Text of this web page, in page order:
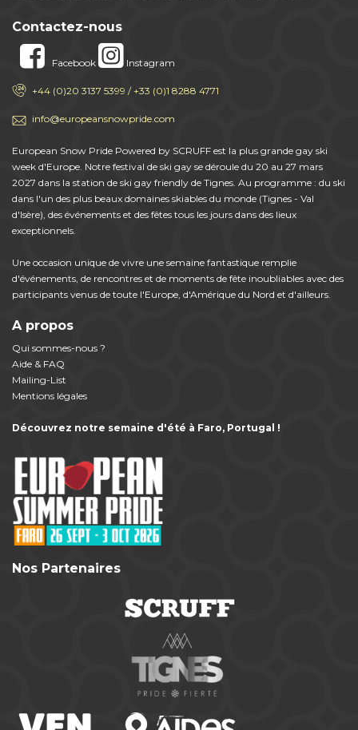
Contactez-nous
Facebook Instagram
+44 (0)20 3137 5399 / +33 (0)1 8288 4771
info@europeansnowpride.com
European Snow Pride Powered by SCRUFF est la plus grande gay ski
week d'Europe. Notre festival de ski gay se déroule du 20 au 27 mars
2027 dans la station de ski gay friendly de Tignes. Au programme : du ski
dans l'un des plus beaux domaines skiables du monde (Tignes - Val
d'Isère), des événements et des fêtes tous les jours dans des lieux
exceptionnels.
Une occasion unique de vivre une semaine fantastique remplie
d'événements, de rencontres et de moments de fête inoubliables avec des
participants venus de toute l'Europe, d'Amérique du Nord et d'ailleurs.
A propos
Qui sommes-nous ?
Aide & FAQ
Mailing-List
Mentions légales
Découvrez notre semaine d'été à Faro, Portugal !
Nos Partenaires